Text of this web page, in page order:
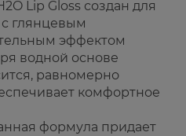
Lip Gloss создан для
глянцевым
эффектом
водной основе
равномерно
комфортное
формула придает